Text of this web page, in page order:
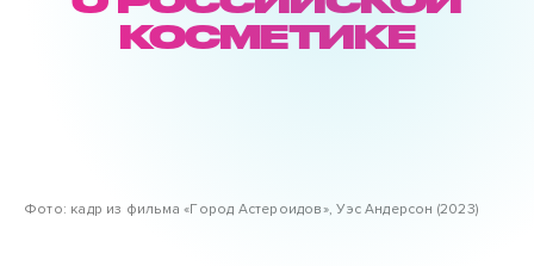
КОСМЕТИКЕ
Фото: кадр из фильма «Город Астероидов», Уэс Андерсон (2023)